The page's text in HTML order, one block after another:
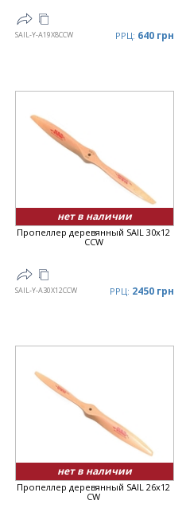
SAIL-Y-A19X8CCW РРЦ: 640 грн
нет в наличии
Пропеллер деревянный SAIL 30x12
CCW
SAIL-Y-A30X12CCW РРЦ: 2450 грн
нет в наличии
Пропеллер деревянный SAIL 26x12
CW